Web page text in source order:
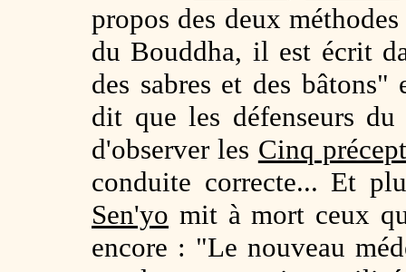
propos des deux
du Bouddha, il est écrit
des sabres et des
dit que les défenseurs
d'observer les Cinq
conduite correcte... Et
Sen'yo mit à mort ceux
encore : "Le nouveau